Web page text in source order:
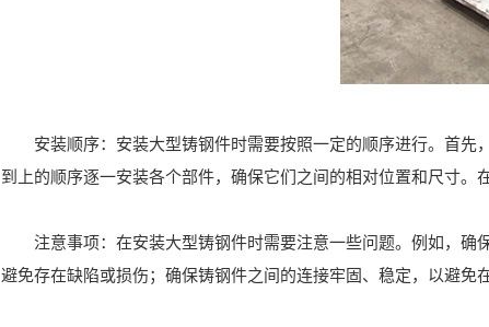
安装顺序：安装大型铸钢件时需要按照一定的顺序进行。首先
到上的顺序逐一安装各个部件，确保它们之间的相对位置和尺寸。
注意事项：在安装大型铸钢件时需要注意一些问题。例如，确
避免存在缺陷或损伤；确保铸钢件之间的连接牢固、稳定，以避免